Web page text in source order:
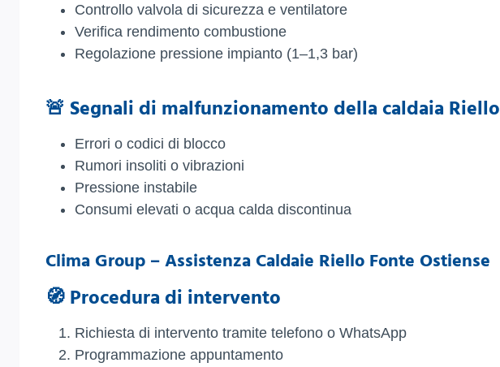
Controllo valvola di sicurezza e ventilatore
Verifica rendimento combustione
Regolazione pressione impianto (1–1,3 bar)
🚨 Segnali di malfunzionamento della caldaia Riello
Errori o codici di blocco
Rumori insoliti o vibrazioni
Pressione instabile
Consumi elevati o acqua calda discontinua
Clima Group – Assistenza Caldaie Riello Fonte Ostiense
🧭 Procedura di intervento
Richiesta di intervento tramite telefono o WhatsApp
Programmazione appuntamento